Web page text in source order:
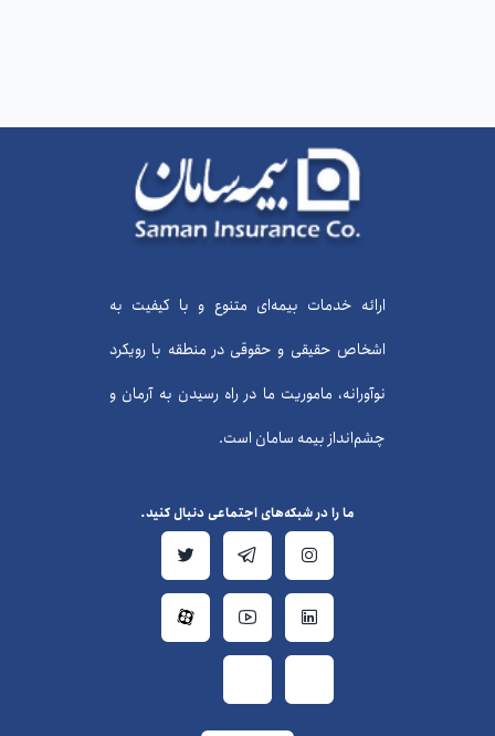
ارائه خدمات بیمه‌ای متنوع و با کیفیت به
اشخاص حقیقی و حقوقی در منطقه با رویکرد
نوآورانه، ماموریت ما در راه رسیدن به آرمان و
چشم‌انداز بیمه سامان است.
ما را در شبکه‌های اجتماعی دنبال کنید.